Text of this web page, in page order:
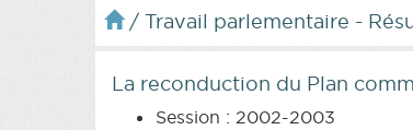
/ Travail parlementaire -
La reconduction du Plan
Session : 2002-2003